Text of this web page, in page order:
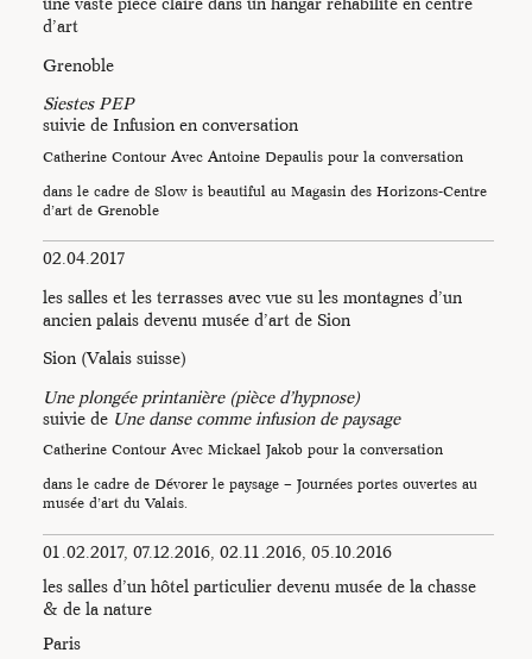
une vaste pièce claire dans un hangar réhabilité en centre
d’art
Grenoble
Siestes PEP
suivie de Infusion en conversation
Catherine Contour Avec Antoine Depaulis pour la conversation
dans le cadre de Slow is beautiful au Magasin des Horizons-Centre
d’art de Grenoble
02.04.2017
les salles et les terrasses avec vue su les montagnes d’un
ancien palais devenu musée d’art de Sion
Sion (Valais suisse)
Une plongée printanière (pièce d’hypnose)
suivie de Une danse comme infusion de paysage
Catherine Contour Avec Mickael Jakob pour la conversation
dans le cadre de Dévorer le paysage – Journées portes ouvertes au
musée d’art du Valais.
01.02.2017, 07.12.2016, 02.11.2016, 05.10.2016
les salles d’un hôtel particulier devenu musée de la chasse
& de la nature
Paris